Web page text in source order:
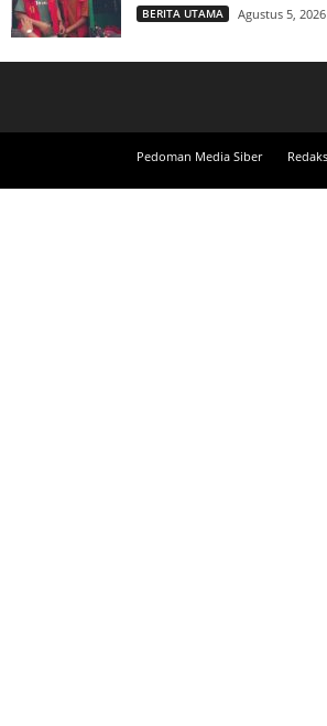
BERITA UTAMA Agustus 5, 2026
Pedoman Media Siber